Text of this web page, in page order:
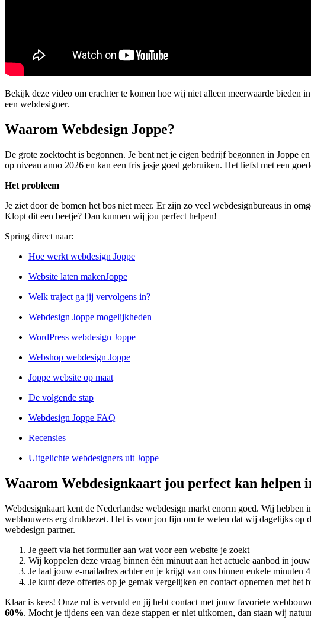
Bekijk deze video om erachter te komen hoe wij niet alleen meerwaarde bieden
een webdesigner.
Waarom Webdesign Joppe?
De grote zoektocht is begonnen. Je bent net je eigen bedrijf begonnen in Joppe
op niveau anno 2026 en kan een fris jasje goed gebruiken. Het liefst met een
Het probleem
Je ziet door de bomen het bos niet meer. Er zijn zo veel webdesignbureaus in
Klopt dit een beetje? Dan kunnen wij jou perfect helpen!
Spring direct naar:
Hoe werkt webdesign Joppe
Website laten makenJoppe
Welk traject ga jij vervolgens in?
Webdesign Joppe mogelijkheden
WordPress webdesign Joppe
Webshop webdesign Joppe
Joppe website op maat
De volgende stap
Webdesign Joppe FAQ
Recensies
Uitgelichte webdesigners uit Joppe
Waarom Webdesignkaart jou perfect kan helpen
Webdesignkaart kent de Nederlandse webdesign markt enorm goed. Wij hebben
webbouwers erg drukbezet. Het is voor jou fijn om te weten dat wij dagelijks op
webdesign partner.
Je geeft via het formulier aan wat voor een website je zoekt
Wij koppelen deze vraag binnen één minuut aan het actuele aanbod in
Je laat jouw e-mailadres achter en je krijgt van ons binnen enkele
Je kunt deze offertes op je gemak vergelijken en contact opnemen met het
Klaar is kees! Onze rol is vervuld en jij hebt contact met jouw favoriete
60%. Mocht je tijdens een van deze stappen er niet uitkomen, dan staan wij